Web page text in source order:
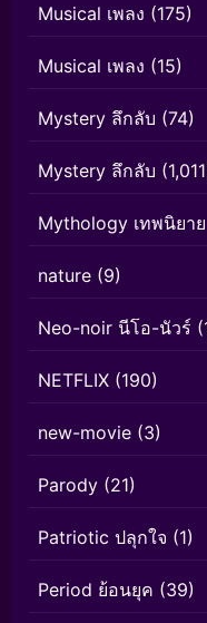
Musical เพลง (175)
Musical เพลง (15)
Mystery ลึกลับ (74)
Mystery ลึกลับ
Mythology เทพนิยาย
nature (9)
Neo-noir นีโอ-นัวร์
NETFLIX (190)
new-movie (3)
Parody (21)
Patriotic ปลุกใจ (1)
Period ย้อนยุค (39)